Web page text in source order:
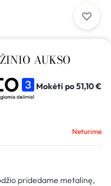
AUKSO
Mokėti po51,10€
Neturime
pridedame metalinę,